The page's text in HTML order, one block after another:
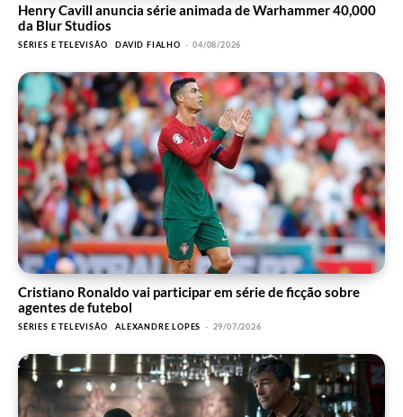
Henry Cavill anuncia série animada de Warhammer 40,000
da Blur Studios
SÉRIES E TELEVISÃO DAVID FIALHO - 04/08/2026
Cristiano Ronaldo vai participar em série de ficção sobre
agentes de futebol
SÉRIES E TELEVISÃO ALEXANDRE LOPES - 29/07/2026